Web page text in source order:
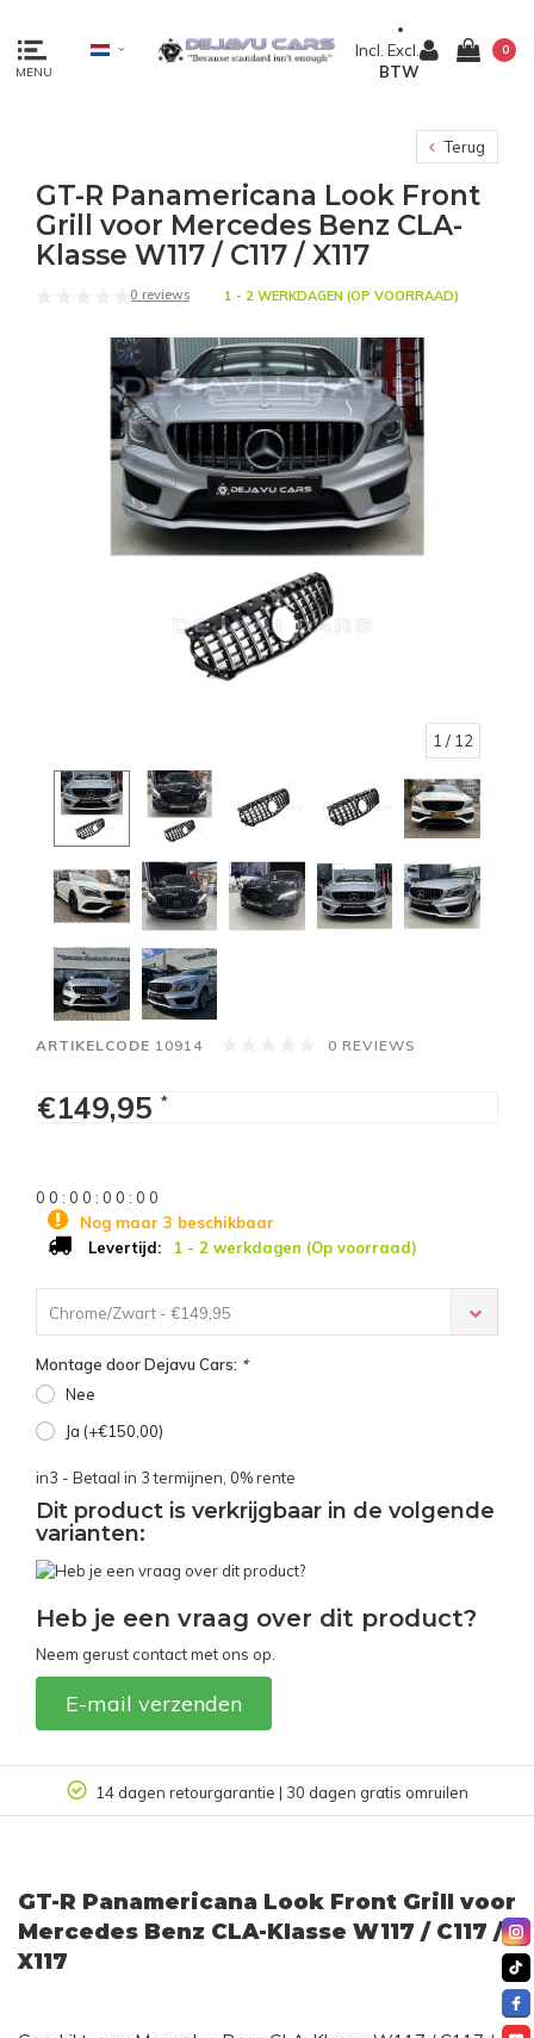
MENU
Incl. Excl.
BTW
0
Terug
GT-R Panamericana Look Front
Grill voor Mercedes Benz CLA-
Klasse W117 / C117 / X117
0 reviews 1 - 2 WERKDAGEN (OP VOORRAAD)
1 / 12
ARTIKELCODE 10914 0 REVIEWS
€149,95 *
0 0 : 0 0 : 0 0 : 0 0
Nog maar 3 beschikbaar
Levertijd:
1 - 2 werkdagen (Op voorraad)
Chrome/Zwart - €149,95
Montage door Dejavu Cars: *
Nee
Ja (+€150,00)
in3 - Betaal in 3 termijnen, 0% rente
Dit product is verkrijgbaar in de volgende
varianten:
Heb je een vraag over dit product?
Neem gerust contact met ons op.
E-mail verzenden
14 dagen retourgarantie | 30 dagen gratis omruilen
GT-R Panamericana Look Front Grill voor
Mercedes Benz CLA-Klasse W117 / C117 /
X117